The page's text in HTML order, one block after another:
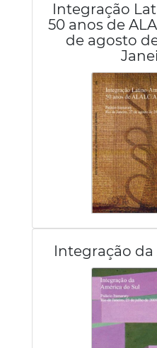
Integração
50 anos de
de agosto
Integração da